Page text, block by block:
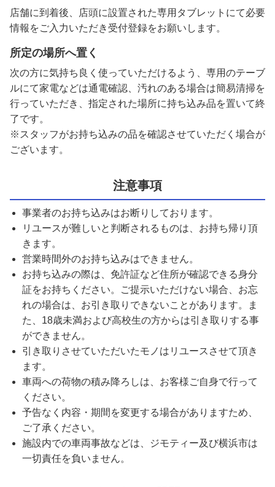
店舗に到着後、店頭に設置された専用タブレットにて必要
情報をご入力いただき受付登録をお願いします。
所定の場所へ置く
次の方に気持ち良く使っていただけるよう、専用のテーブ
ルにて家電などは通電確認、汚れのある場合は簡易清掃を
行っていただき、指定された場所に持ち込み品を置いて終
了です。
※スタッフがお持ち込みの品を確認させていただく場合が
ございます。
注意事項
事業者のお持ち込みはお断りしております。
リユースが難しいと判断されるものは、お持ち帰り頂
きます。
営業時間外のお持ち込みはできません。
お持ち込みの際は、免許証など住所が確認できる身分
証をお持ちください。ご提示いただけない場合、お忘
れの場合は、お引き取りできないことがあります。ま
た、18歳未満および高校生の方からは引き取りする事
ができません。
引き取りさせていただいたモノはリユースさせて頂き
ます。
車両への荷物の積み降ろしは、お客様ご自身で行って
ください。
予告なく内容・期間を変更する場合がありますため、
ご了承ください。
施設内での車両事故などは、ジモティー及び横浜市は
一切責任を負いません。